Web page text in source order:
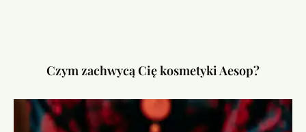
Czym zachwycą Cię kosmetyki Aesop?